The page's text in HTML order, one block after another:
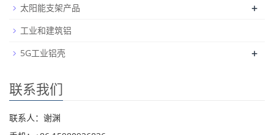
太阳能支架产品 +
工业和建筑铝
5G工业铝壳
+
联系我们
联系人：谢渊